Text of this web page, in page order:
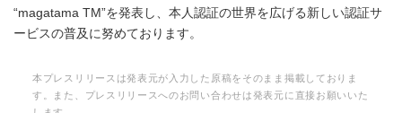
“magatama TM”を発表し、本人認証の世界を広げる新しい認証サ
ービスの普及に努めております。
本プレスリリースは発表元が入力した原稿をそのまま掲載しておりま
す。また、プレスリリースへのお問い合わせは発表元に直接お願いいた